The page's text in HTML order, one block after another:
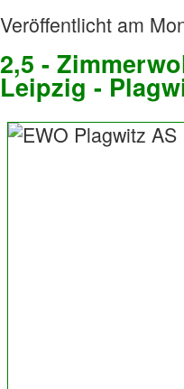
Veröffentlicht am
2,5 -
Leipzig -